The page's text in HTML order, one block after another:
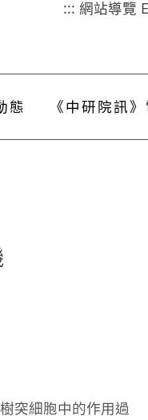
::: 網站導覽
態 《中研院訊
突細胞中的作用過